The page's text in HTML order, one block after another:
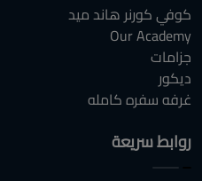
كوفي كورنر هاند ميد
Our Academy
جزامات
ديكور
غرفه سفره كامله
روابط سريعة